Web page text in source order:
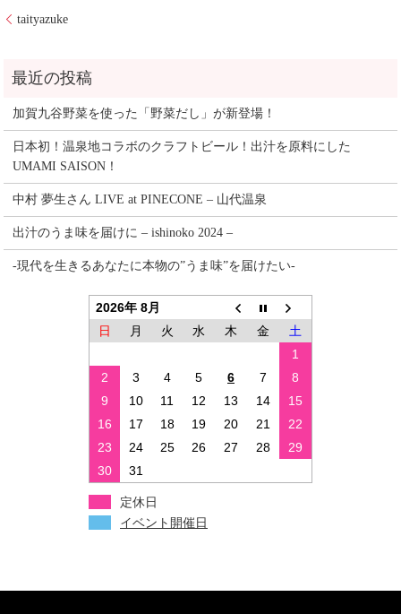
taityazuke
加賀九谷野菜を使った「野菜だし」が新登場！
日本初！温泉地コラボのクラフトビール！出汁を原料にした
UMAMI SAISON！
中村 夢生さん LIVE at PINECONE – 山代温泉
出汁のうま味を届けに – ishinoko 2024 –
-現代を生きるあなたに本物の”うま味”を届けたい-
2026年 8月
日
月 火 水 木 金
土
1
2
3 4 5 6 7
8
9
10 11 12 13 14
15
16
17 18 19 20 21
22
23
24 25 26 27 28
29
30
31
定休日
イベント開催日